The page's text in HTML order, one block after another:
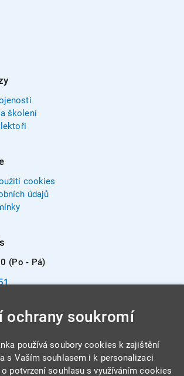
školení
cookies
údajů
(Po - Pá)
ochrany soukromí
používá soubory cookies k zajištění
s Vaším souhlasem i k personalizaci
potvrzení souhlasu s využíváním cookies